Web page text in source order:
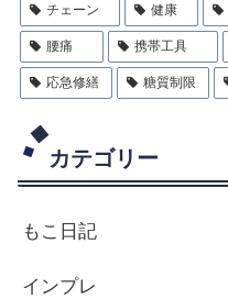
チェーン 健康
腰痛 携帯工具
応急修繕 糖質制限
カテゴリー
もこ日記
インプレ